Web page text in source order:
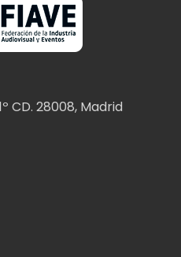
CD. 28008, Madrid